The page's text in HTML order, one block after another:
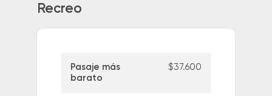
Recreo
Pasaje más
barato
$37.600